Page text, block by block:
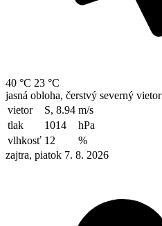
40 °C 23 °C
jasná obloha, čerstvý severný vietor
vietor
S, 8.94 m/s
tlak
1014
hPa
vlhkosť 12
%
zajtra, piatok 7. 8. 2026